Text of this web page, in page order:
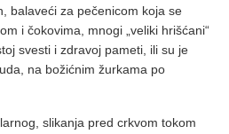
balaveći za pečenicom koja se
i čokovima, mnogi „veliki hrišćani“
svesti i zdravoj pameti, ili su je
na božićnim žurkama po
slikanja pred crkvom tokom